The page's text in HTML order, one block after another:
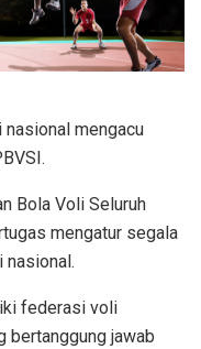
nasional mengacu
Bola Voli Seluruh
mengatur segala
nasional.
federasi voli
bertanggung jawab